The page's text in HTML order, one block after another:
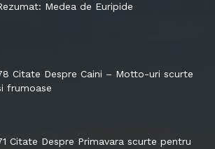
Medea de Euripide
Citate Despre Caini – Motto-uri scurte
frumoase
Citate Despre Primavara scurte pentru